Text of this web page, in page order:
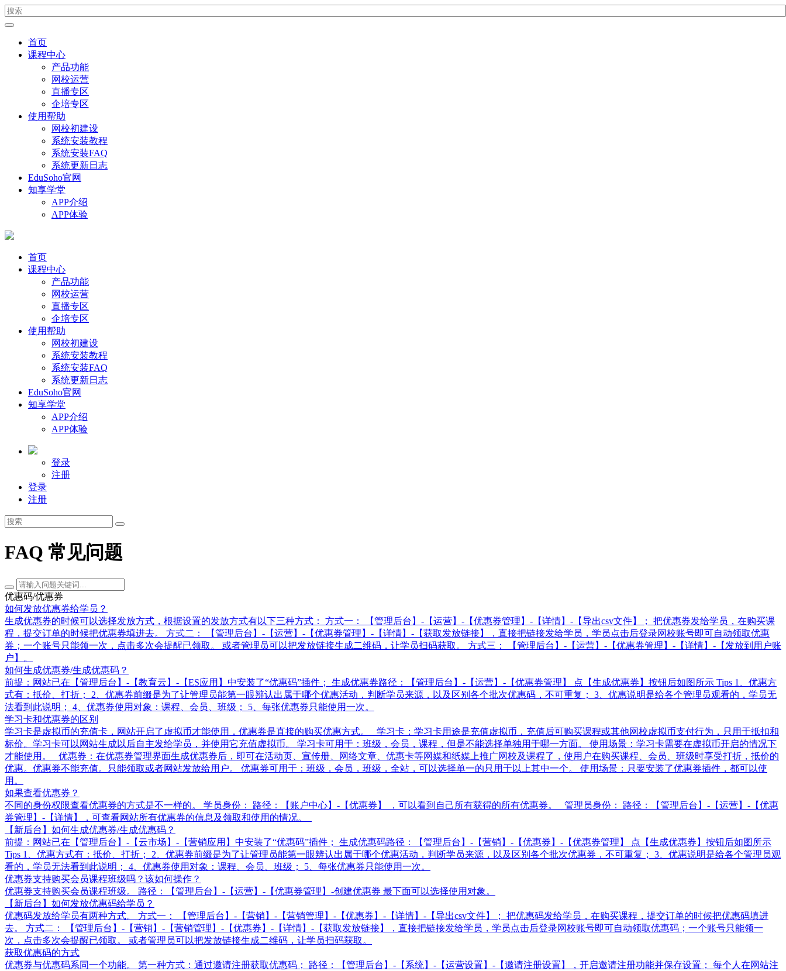
首页
课程中心
产品功能
网校运营
直播专区
企培专区
使用帮助
网校初建设
系统安装教程
系统安装FAQ
系统更新日志
EduSoho官网
知享学堂
APP介绍
APP体验
首页
课程中心
产品功能
网校运营
直播专区
企培专区
使用帮助
网校初建设
系统安装教程
系统安装FAQ
系统更新日志
EduSoho官网
知享学堂
APP介绍
APP体验
登录
注册
登录
注册
FAQ 常见问题
优惠码/优惠券
如何发放优惠券给学员？
生成优惠券的时候可以选择发放方式，根据设置的发放方式有以下三种方式： 方式一： 【管理后台】-【运营】-【优惠券管理】-【详情】-【导出csv文件】； 把优惠券发给学员，在购买课
程，提交订单的时候把优惠券填进去。 方式二： 【管理后台】-【运营】-【优惠券管理】-【详情】-【获取发放链接】，直接把链接发给学员，学员点击后登录网校账号即可自动领取优惠
券；一个账号只能领一次，点击多次会提醒已领取。 或者管理员可以把发放链接生成二维码，让学员扫码获取。 方式三： 【管理后台】-【运营】-【优惠券管理】-【详情】-【发放到用户账
户】。
如何生成优惠券/生成优惠码？
前提：网站已在【管理后台】-【教育云】-【ES应用】中安装了“优惠码”插件； 生成优惠券路径：【管理后台】-【运营】-【优惠券管理】 点【生成优惠券】按钮后如图所示 Tips 1、优惠方
式有：抵价、打折； 2、优惠券前缀是为了让管理员能第一眼辨认出属于哪个优惠活动，判断学员来源，以及区别各个批次优惠码，不可重复； 3、优惠说明是给各个管理员观看的，学员无
法看到此说明； 4、优惠券使用对象：课程、会员、班级； 5、每张优惠券只能使用一次。
学习卡和优惠券的区别
学习卡是虚拟币的充值卡，网站开启了虚拟币才能使用，优惠券是直接的购买优惠方式。 学习卡：学习卡用途是充值虚拟币，充值后可购买课程或其他网校虚拟币支付行为，只用于抵扣和
标价。学习卡可以网站生成以后自主发给学员，并使用它充值虚拟币。 学习卡可用于：班级，会员，课程，但是不能选择单独用于哪一方面。 使用场景：学习卡需要在虚拟币开启的情况下
才能使用。 优惠券：在优惠券管理界面生成优惠券后，即可在活动页、宣传册、网络文章、优惠卡等网媒和纸媒上推广网校及课程了，使用户在购买课程、会员、班级时享受打折，抵价的
优惠。优惠券不能充值。只能领取或者网站发放给用户。 优惠券可用于：班级，会员，班级，全站，可以选择单一的只用于以上其中一个。 使用场景：只要安装了优惠券插件，都可以使
用。
如果查看优惠券？
不同的身份权限查看优惠券的方式是不一样的。 学员身份： 路径：【账户中心】-【优惠券】 ，可以看到自己所有获得的所有优惠券。 管理员身份： 路径：【管理后台】-【运营】-【优惠
券管理】-【详情】，可查看网站所有优惠券的信息及领取和使用的情况。
【新后台】如何生成优惠券/生成优惠码？
前提：网站已在【管理后台】-【云市场】-【营销应用】中安装了“优惠码”插件； 生成优惠码路径：【管理后台】-【营销】-【优惠券】-【优惠券管理】 点【生成优惠券】按钮后如图所示
Tips 1、优惠方式有：抵价、打折； 2、优惠券前缀是为了让管理员能第一眼辨认出属于哪个优惠活动，判断学员来源，以及区别各个批次优惠券，不可重复； 3、优惠说明是给各个管理员观
看的，学员无法看到此说明； 4、优惠券使用对象：课程、会员、班级； 5、每张优惠券只能使用一次。
优惠券支持购买会员课程班级吗？该如何操作？
优惠券支持购买会员课程班级。 路径：【管理后台】-【运营】-【优惠券管理】-创建优惠券 最下面可以选择使用对象。
【新后台】如何发放优惠码给学员？
优惠码发放给学员有两种方式。 方式一： 【管理后台】-【营销】-【营销管理】-【优惠券】-【详情】-【导出csv文件】； 把优惠码发给学员，在购买课程，提交订单的时候把优惠码填进
去。 方式二： 【管理后台】-【营销】-【营销管理】-【优惠券】-【详情】-【获取发放链接】，直接把链接发给学员，学员点击后登录网校账号即可自动领取优惠码；一个账号只能领一
次，点击多次会提醒已领取。 或者管理员可以把发放链接生成二维码，让学员扫码获取。
获取优惠码的方式
优惠券与优惠码系同一个功能。 第一种方式：通过邀请注册获取优惠码； 路径：【管理后台】-【系统】-【运营设置】-【邀请注册设置】，开启邀请注册功能并保存设置； 每个人在网站注